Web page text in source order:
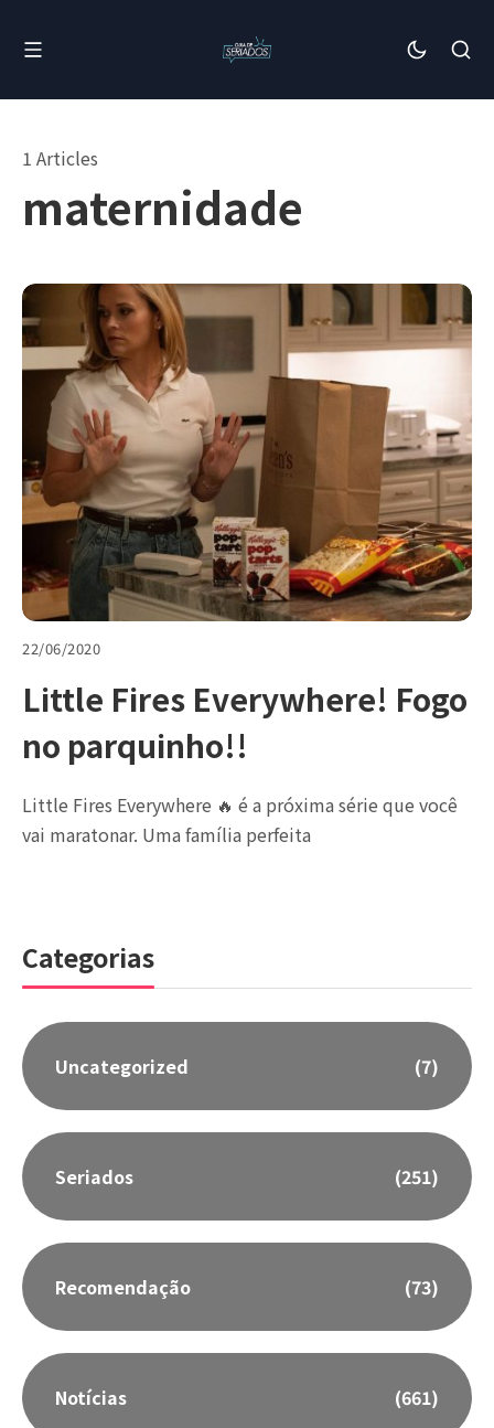
maternidade
1 Articles
22/06/2020
Little Fires Everywhere! Fogo
no parquinho!!
Little Fires Everywhere 🔥 é a próxima série que você
vai maratonar. Uma família perfeita
Categorias
Uncategorized (7)
Seriados (251)
Recomendação (73)
Notícias (661)